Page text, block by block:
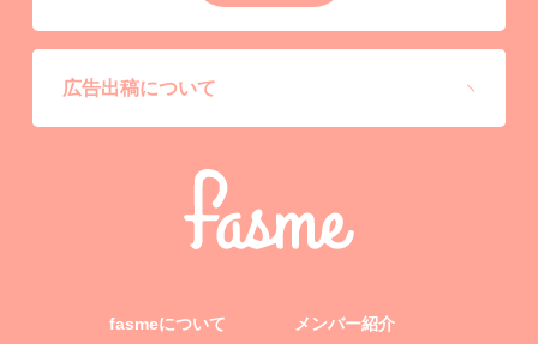
広告出稿について
fasmeについて メンバー紹介